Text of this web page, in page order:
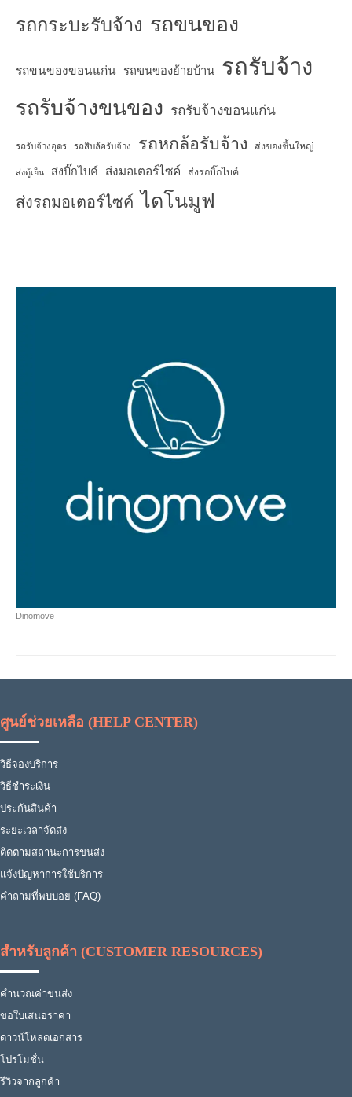
รถกระบะรับจ้าง รถขนของ
รถขนของขอนแก่น รถขนของย้ายบ้าน รถรับจ้าง
รถรับจ้างขนของ รถรับจ้างขอนแก่น
รถรับจ้างอุดร รถสิบล้อรับจ้าง รถหกล้อรับจ้าง ส่งของชิ้นใหญ่
ส่งตู้เย็น ส่งบิ๊กไบค์ ส่งมอเตอร์ไซค์ ส่งรถบิ๊กไบค์
ส่งรถมอเตอร์ไซค์ ไดโนมูฟ
Dinomove
ศูนย์ช่วยเหลือ (HELP CENTER)
วิธีจองบริการ
วิธีชำระเงิน
ประกันสินค้า
ระยะเวลาจัดส่ง
ติดตามสถานะการขนส่ง
แจ้งปัญหาการใช้บริการ
คำถามที่พบบ่อย (FAQ)
สำหรับลูกค้า (CUSTOMER RESOURCES)
คำนวณค่าขนส่ง
ขอใบเสนอราคา
ดาวน์โหลดเอกสาร
โปรโมชั่น
รีวิวจากลูกค้า